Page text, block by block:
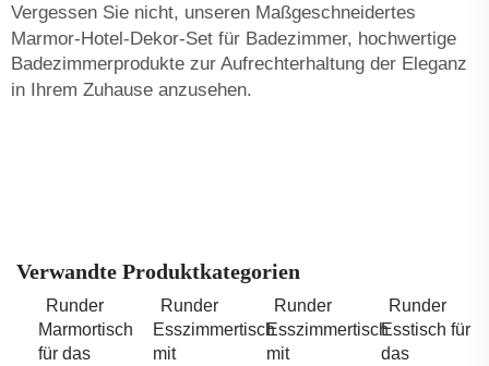
Vergessen Sie nicht, unseren Maßgeschneidertes
Marmor-Hotel-Dekor-Set für Badezimmer, hochwertige
Badezimmerprodukte zur Aufrechterhaltung der Eleganz
in Ihrem Zuhause anzusehen.
Verwandte Produktkategorien
Runder
Marmortisch
für das
Runder
Esszimmertisch
mit
Runder
Esszimmertisch
mit
Runder
Esstisch für
das